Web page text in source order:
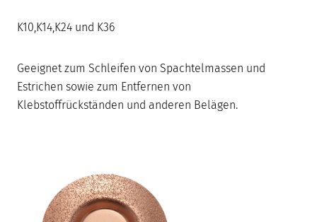
K10,K14,K24 und K36
Geeignet zum Schleifen von Spachtelmassen und
Estrichen sowie zum Entfernen von
Klebstoffrückständen und anderen Belägen.